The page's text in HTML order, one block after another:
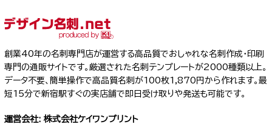
創業40年の名刺専門店が運営する高品質でおしゃれな名刺作成・印刷
専門の通販サイトです。厳選された名刺テンプレートが2000種類以上。
データ不要、簡単操作で高品質名刺が100枚1,870円から作れます。最
短15分で新宿駅すぐの実店舗で即日受け取りや発送も可能です。
運営会社: 株式会社ケイワンプリント